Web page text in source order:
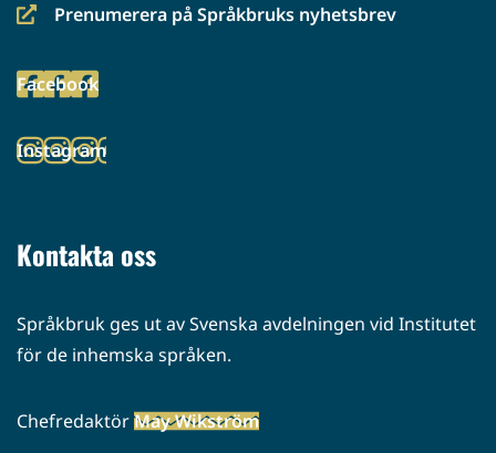
Prenumerera på Språkbruks nyhetsbrev
(siirryt
palveluun)
Facebook
(siirryt
palveluun)
Instagram
(siirryt
Kontakta oss
Språkbruk ges ut av Svenska avdelningen vid Institutet
för de inhemska språken.
ChefredaktörMay Wikström